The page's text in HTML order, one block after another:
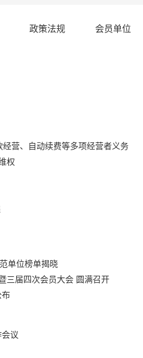
政策法规 会员单位
营、自动续费等多项经营者义务
权
单位榜单揭晓
三届四次会员大会 圆满召开
布
议